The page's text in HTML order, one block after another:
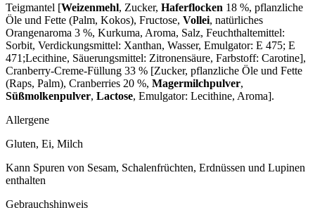
Teigmantel [Weizenmehl, Zucker, Haferflocken 18 %, pflanzliche
Öle und Fette (Palm, Kokos), Fructose, Vollei, natürliches
Orangenaroma 3 %, Kurkuma, Aroma, Salz, Feuchthaltemittel:
Sorbit, Verdickungsmittel: Xanthan, Wasser, Emulgator: E 475; E
471;Lecithine, Säuerungsmittel: Zitronensäure, Farbstoff: Carotine],
Cranberry-Creme-Füllung 33 % [Zucker, pflanzliche Öle und Fette
(Raps, Palm), Cranberries 20 %, Magermilchpulver,
Süßmolkenpulver, Lactose, Emulgator: Lecithine, Aroma].
Allergene
Gluten, Ei, Milch
Kann Spuren von Sesam, Schalenfrüchten, Erdnüssen und Lupinen
enthalten
Gebrauchshinweis